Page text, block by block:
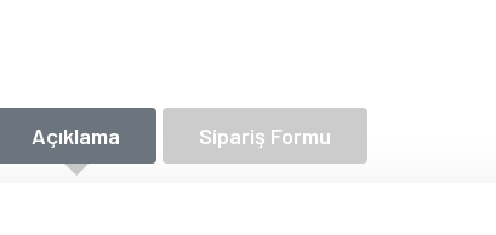
Açıklama Sipariş Formu